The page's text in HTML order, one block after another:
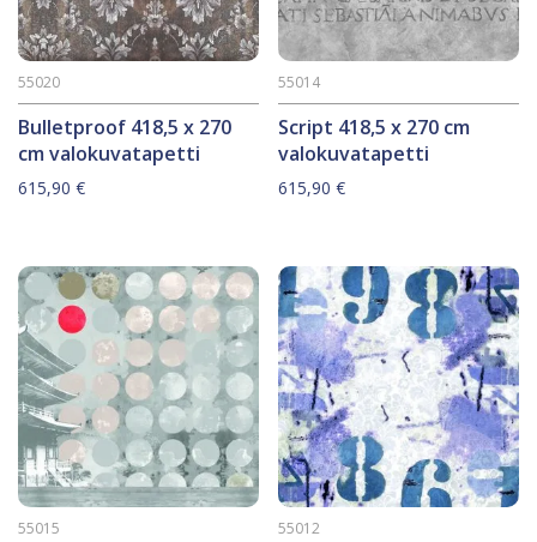
Bulletproof 418,5 x 270
cm valokuvatapetti
55020
615,90 €
Script 418,5 x 270 cm
valokuvatapetti
55014
615,90€
55015 55012